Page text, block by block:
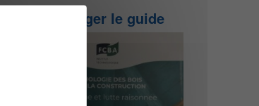
Télécharger le guide